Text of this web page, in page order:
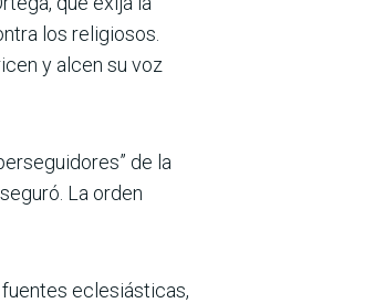
los religiosos.
y alcen su voz
de la
La orden
eclesiásticas,